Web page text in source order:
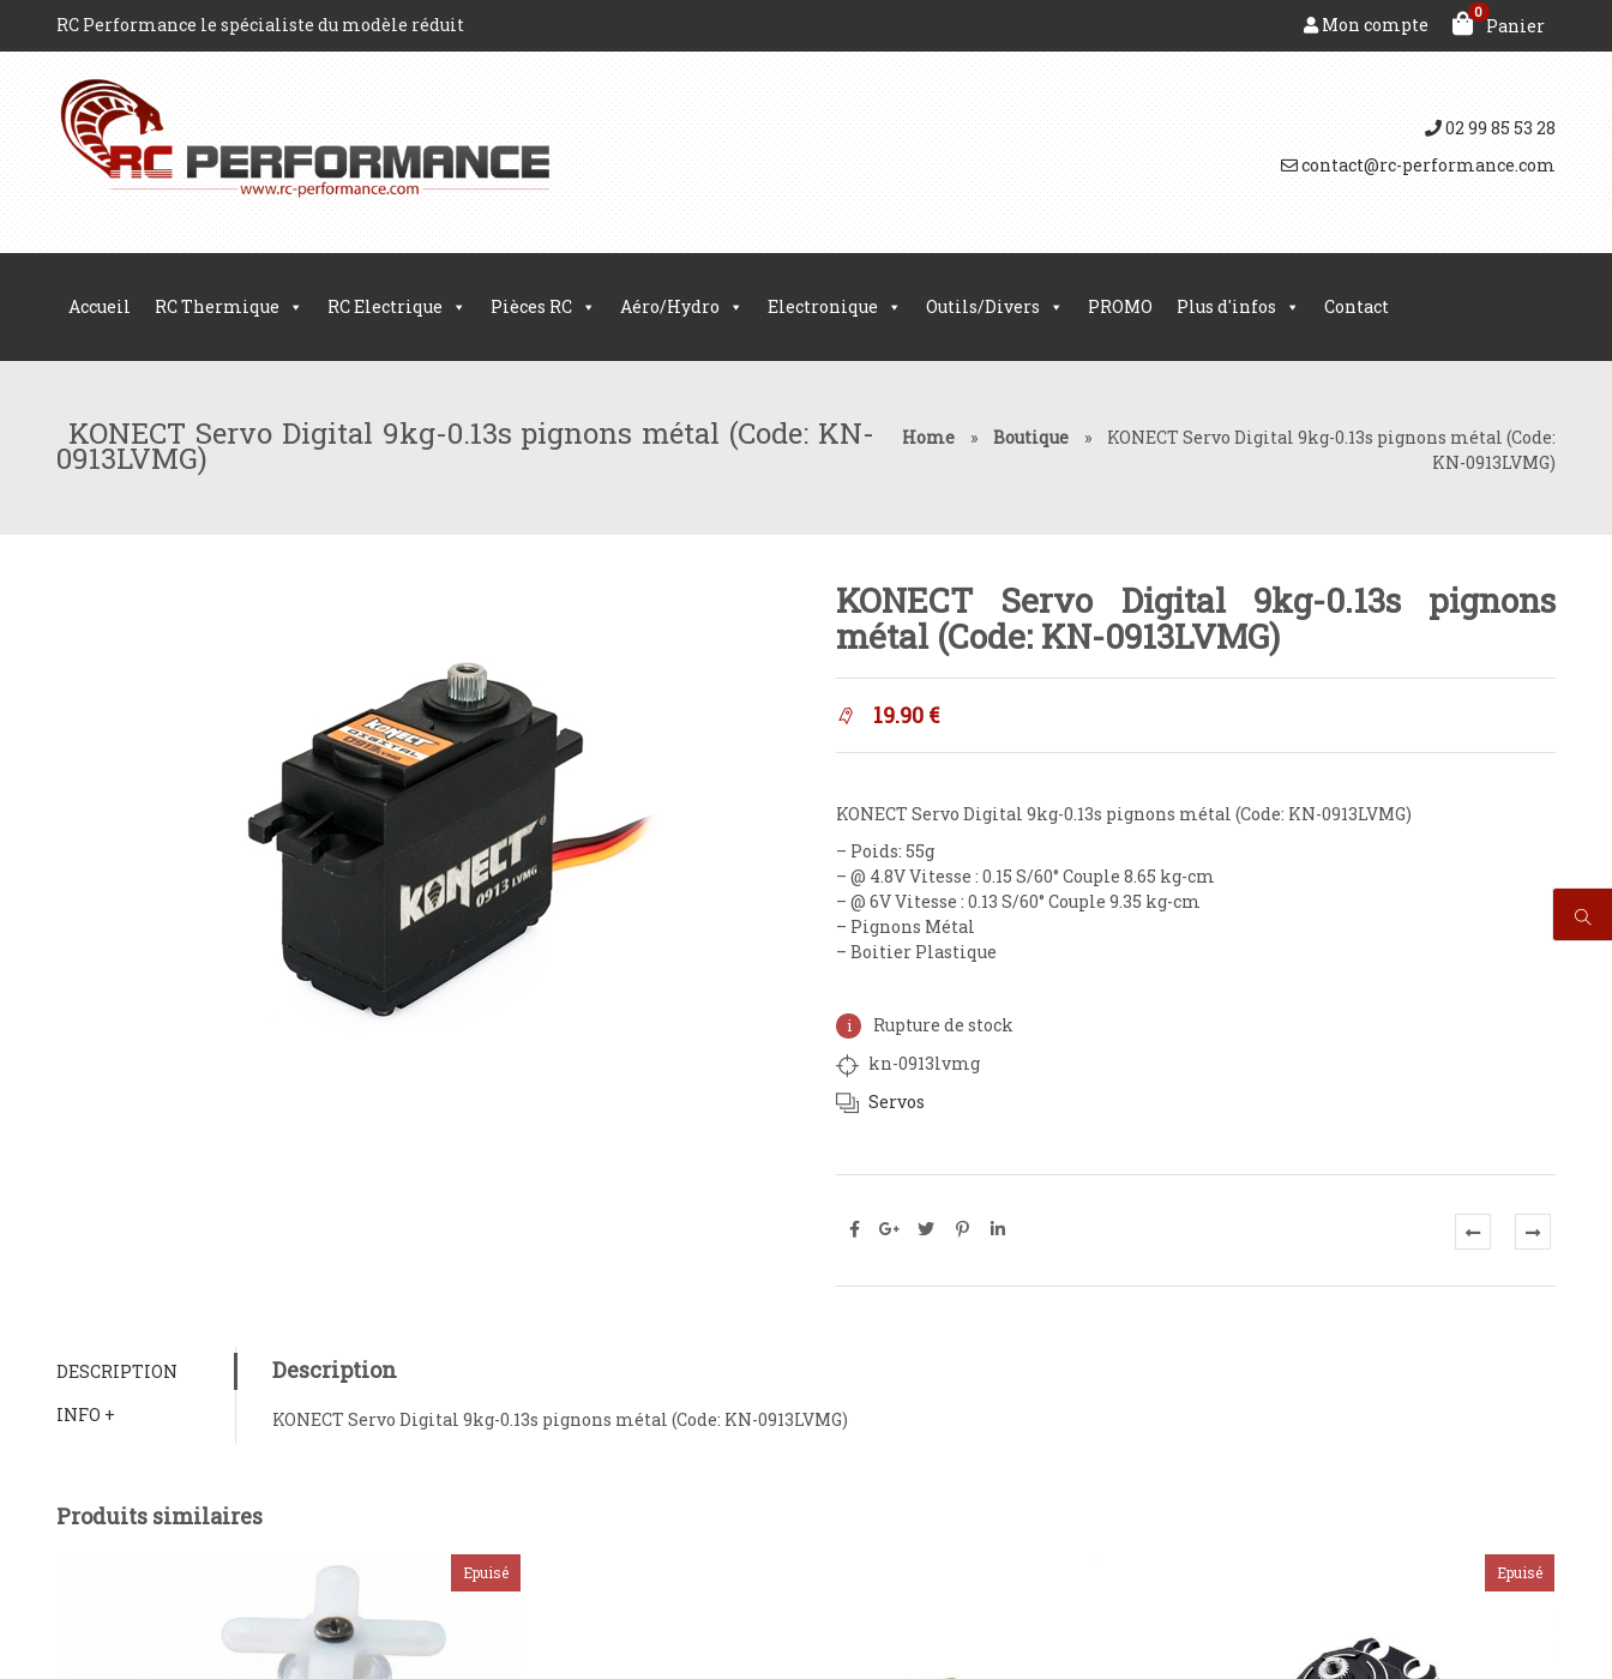
RC Performance le spécialiste du modèle réduit
0
Panier
Mon compte
02 99 85 53 28
contact@rc-performance.com
Accueil RC Thermique RC Electrique Pièces RC Aéro/Hydro Electronique Outils/Divers PROMO Plus d'infos Contact
KONECT Servo Digital 9kg-0.13s pignons métal (Code: KN-
0913LVMG)
Home » Boutique »
KONECT Servo Digital 9kg-0.13s pignons métal (Code:
KN-0913LVMG)
KONECT Servo Digital 9kg-0.13s pignons
métal (Code: KN-0913LVMG)
19.90 €
KONECT Servo Digital 9kg-0.13s pignons métal (Code: KN-0913LVMG)
– Poids: 55g
– @ 4.8V Vitesse : 0.15 S/60° Couple 8.65 kg-cm
– @ 6V Vitesse : 0.13 S/60° Couple 9.35 kg-cm
– Pignons Métal
– Boitier Plastique
Rupture de stock
kn-0913lvmg
Servos
DESCRIPTION
INFO +
Description
KONECT Servo Digital 9kg-0.13s pignons métal (Code: KN-0913LVMG)
Produits similaires